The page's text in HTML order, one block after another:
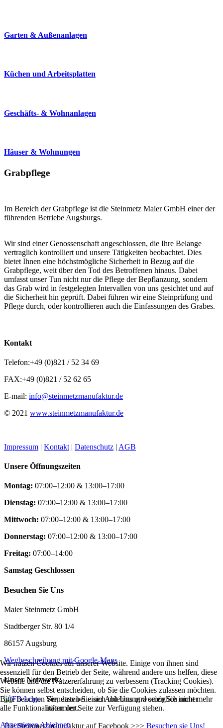
Garten & Außenanlagen
Küchen und Arbeitsplatten
Geschäfts- & Wohnanlagen
Häuser & Wohnungen
Grabpflege
Im Bereich der Grabpflege ist die Steinmetz Maier GmbH einer der
führenden Betriebe Augsburgs.
Wir sind einer Genossenschaft angeschlossen, die Ihre Belange
vertraglich kontrolliert und unsere Tätigkeiten beobachtet. Dies
bietet Ihnen eine höchstmögliche Sicherheit in Bezug auf die
Grabpflege, weit über den Tod des Betroffenen hinaus. Dabei
umfasst unser Tun nicht nur die Pflege der Bepflanzung, sondern
das Grab wird in festgelegten Intervallen von uns gesichtet und auf
die Sicherheit hin geprüft. Dabei führen wir eine Steinprüfung und
Pflege durch, oder kontrollieren auch die Einfassungen des Grabes.
Kontakt
Telefon:+49 (0)821 / 52 34 69
FAX:+49 (0)821 / 52 62 65
E-mail: info@steinmetzmanufaktur.de
© 2021 www.steinmetzmanufaktur.de
Impressum | Kontakt | Datenschutz | AGB
Unsere Öffnungszeiten
Montag: 07:00–12:00 & 13:00–17:00
Dienstag: 07:00–12:00 & 13:00–17:00
Mittwoch: 07:00–12:00 & 13:00–17:00
Donnerstag: 07:00–12:00 & 13:00–17:00
Freitag: 07:00–14:00
Samstag Geschlossen
Besuchen Sie Uns
Maier Steinmetz GmbH
Stadtberger Str. 80 1/4
86157 Augsburg
Wegbeschreibung mit Google-Maps
Unser Netzwerk:
Vernetzten Sie sich mit Uns und seien Sie immer
informiert.
Die Steinmetzmanufaktur auf Facebook >>> Besuchen sie Uns!
Wir nutzen Cookies auf unserer Website. Einige von ihnen sind
essenziell für den Betrieb der Seite, während andere uns helfen, diese
Website und die Nutzererfahrung zu verbessern (Tracking Cookies).
Sie können selbst entscheiden, ob Sie die Cookies zulassen möchten.
Bitte beachten Sie, dass bei einer Ablehnung womöglich nicht mehr
alle Funktionalitäten der Seite zur Verfügung stehen.
AkzeptierenAblehnen